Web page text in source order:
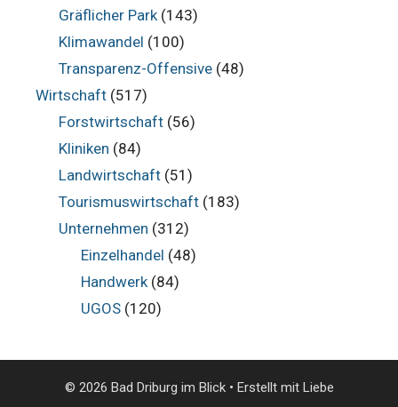
Gräflicher Park(143)
Klimawandel (100)
Transparenz-Offensive(48)
Wirtschaft (517)
Forstwirtschaft(56)
Kliniken (84)
Landwirtschaft(51)
Tourismuswirtschaft(183)
Unternehmen (312)
Einzelhandel (48)
Handwerk(84)
UGOS (120)
© 2026 Bad Driburg im Blick• Erstellt mit